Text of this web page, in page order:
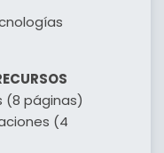
(8 páginas)
(4